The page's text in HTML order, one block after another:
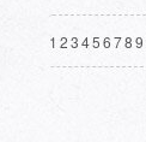
1 23456789